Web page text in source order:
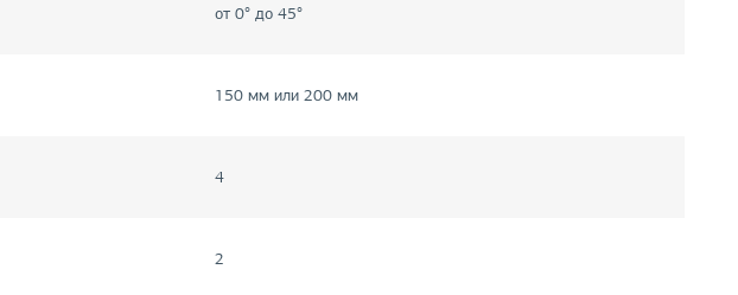
от 0° до 45°
150 мм или 200 мм
4
2